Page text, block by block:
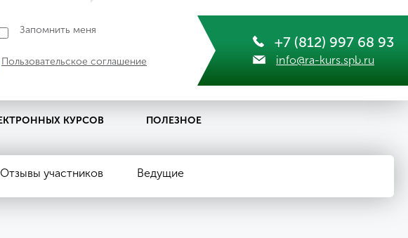
Запомнить меня
Пользовательское соглашение
+7 (812) 997 68 93
info@ra-kurs.spb.ru
КУРСОВ ПОЛЕЗНОЕ
Отзывы участников Ведущие